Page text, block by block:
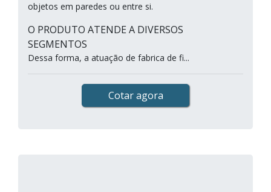
objetos em paredes ou entre si.
O PRODUTO ATENDE A DIVERSOS
SEGMENTOS
Dessa forma, a atuação de fabrica de fi...
Cotar agora